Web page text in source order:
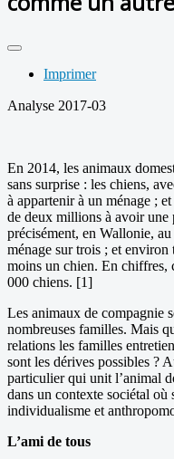
Imprimer
Analyse 2017-03
En 2014, les animaux
sans surprise : les chiens,
à appartenir à un ménage ;
de deux millions à avoir une
précisément, en Wallonie,
ménage sur trois ; et environ
moins un chien. En chiffres,
000 chiens. [1]
Les animaux de compagnie
nombreuses familles. Mais
relations les familles
sont les dérives possibles ?
particulier qui unit l’animal
dans un contexte sociétal où
individualisme et
L’ami de tous